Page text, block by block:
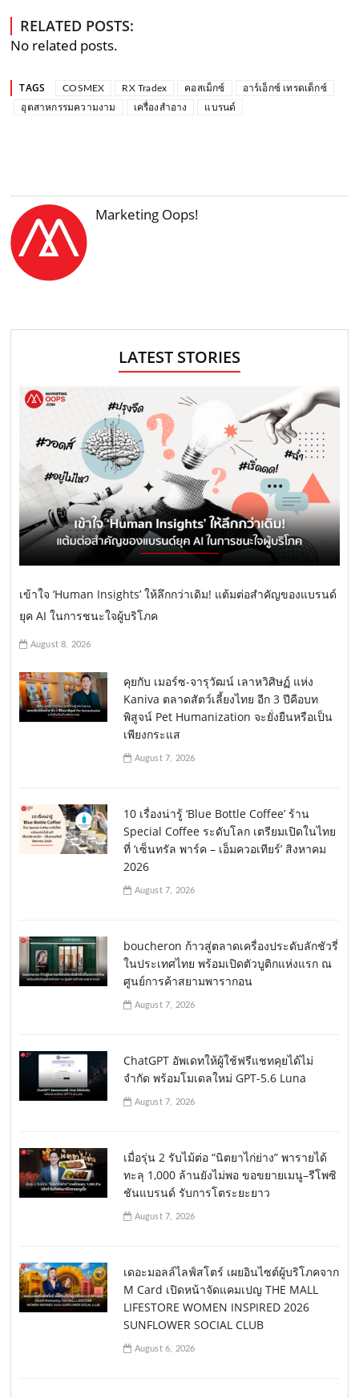
RELATED POSTS:
No related posts.
TAGS COSMEX RX Tradex คอสเม็กซ์
อาร์เอ็กซ์ เทรดเด็กซ์
อุตสาหกรรมความงาม
เครื่องสำอาง แบรนด์
Marketing Oops!
LATEST STORIES
เข้าใจ ‘Human Insights’ ให้ลึกกว่าเดิม! แต้มต่อสำคัญของแบรนด์
ยุค AI ในการชนะใจผู้บริโภค
August 8, 2026
คุยกับ เมอร์ซ-จารุวัฒน์ เลาหวิศิษฏ์ แห่ง
Kaniva ตลาดสัตว์เลี้ยงไทย อีก 3 ปีคือบท
พิสูจน์ Pet Humanization จะยั่งยืนหรือเป็น
เพียงกระแส
August 7, 2026
10 เรื่องน่ารู้ ‘Blue Bottle Coffee’ ร้าน
Special Coffee ระดับโลก เตรียมเปิดในไทย
ที่ ‘เซ็นทรัล พาร์ค – เอ็มควอเทียร์’ สิงหาคม
2026
August 7, 2026
boucheron ก้าวสู่ตลาดเครื่องประดับลักชัวรี่
ในประเทศไทย พร้อมเปิดตัวบูติกแห่งแรก ณ
ศูนย์การค้าสยามพารากอน
August 7, 2026
ChatGPT อัพเดทให้ผู้ใช้ฟรีแชทคุยได้ไม่
จำกัด พร้อมโมเดลใหม่ GPT-5.6 Luna
August 7, 2026
เมื่อรุ่น 2 รับไม้ต่อ “นิตยาไก่ย่าง” พารายได้
ทะลุ 1,000 ล้านยังไม่พอ ขอขยายเมนู–รีโพซิ
ชันแบรนด์ รับการโตระยะยาว
August 7, 2026
เดอะมอลล์ไลฟ์สโตร์ เผยอินไซต์ผู้บริโภคจาก
M Card เปิดหน้าจัดแคมเปญ THE MALL
LIFESTORE WOMEN INSPIRED 2026
SUNFLOWER SOCIAL CLUB
August 6, 2026